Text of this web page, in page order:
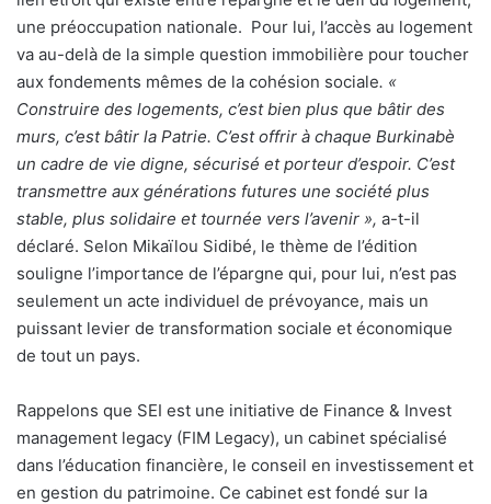
une préoccupation nationale. Pour lui, l’accès au logement
va au-delà de la simple question immobilière pour toucher
aux fondements mêmes de la cohésion sociale. «
Construire des logements, c’est bien plus que bâtir des
murs, c’est bâtir la Patrie. C’est offrir à chaque Burkinabè
un cadre de vie digne, sécurisé et porteur d’espoir. C’est
transmettre aux générations futures une société plus
stable, plus solidaire et tournée vers l’avenir », a-t-il
déclaré. Selon Mikaïlou Sidibé, le thème de l’édition
souligne l’importance de l’épargne qui, pour lui, n’est pas
seulement un acte individuel de prévoyance, mais un
puissant levier de transformation sociale et économique
de tout un pays.
Rappelons que SEI est une initiative de Finance & Invest
management legacy (FIM Legacy), un cabinet spécialisé
dans l’éducation financière, le conseil en investissement et
en gestion du patrimoine. Ce cabinet est fondé sur la